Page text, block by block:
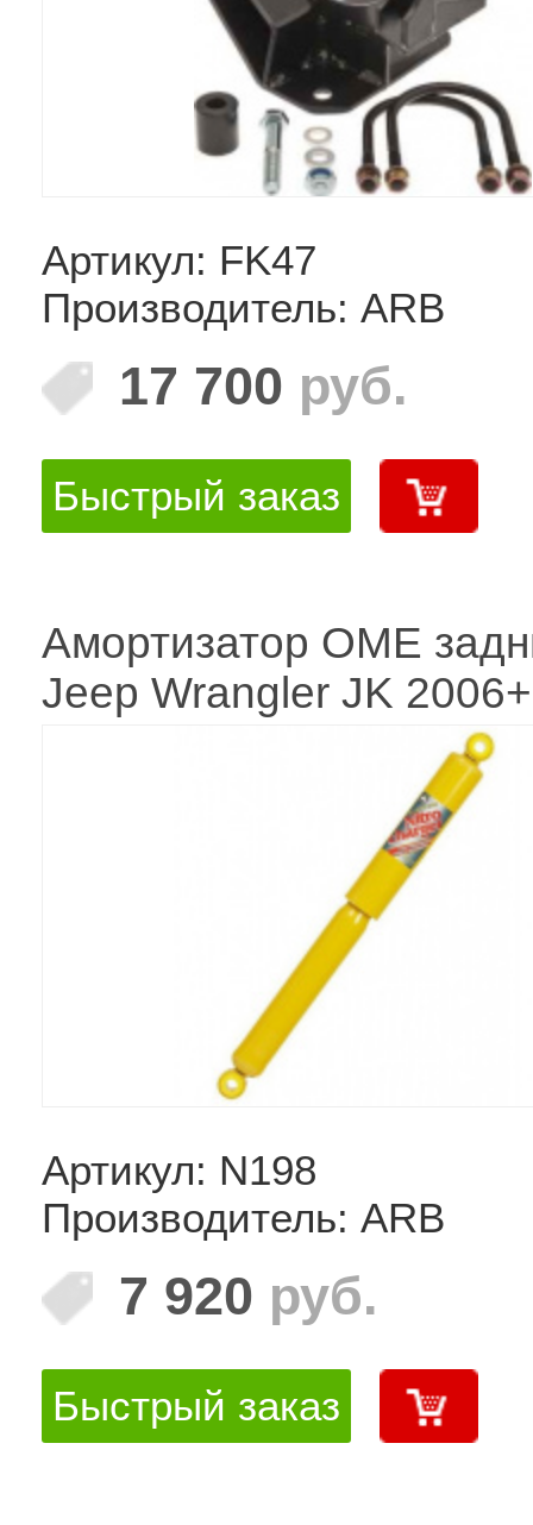
Артикул: FK47
Производитель: ARB
17 700 руб.
Быстрый заказ
Амортизатор OME
Jeep Wrangler JK 2006+
Артикул: N198
Производитель: ARB
7 920 руб.
Быстрый заказ